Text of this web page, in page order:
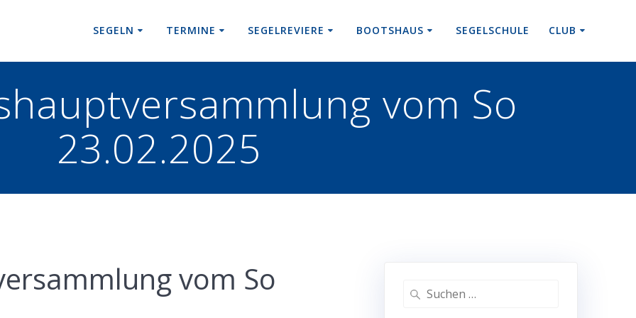
SEGELN TERMINE SEGELREVIERE BOOTSHAUS SEGELSCHULE CLUB
vom So
23.02.2025
vom So
Suchen